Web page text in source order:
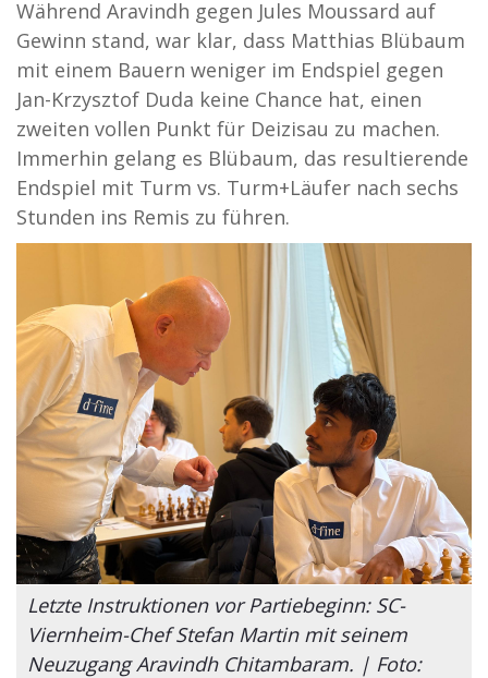
Während Aravindh gegen Jules Moussard auf
Gewinn stand, war klar, dass Matthias Blübaum
mit einem Bauern weniger im Endspiel gegen
Jan-Krzysztof Duda keine Chance hat, einen
zweiten vollen Punkt für Deizisau zu machen.
Immerhin gelang es Blübaum, das resultierende
Endspiel mit Turm vs. Turm+Läufer nach sechs
Stunden ins Remis zu führen.
Letzte Instruktionen vor Partiebeginn: SC-
Viernheim-Chef Stefan Martin mit seinem
Neuzugang Aravindh Chitambaram. | Foto: